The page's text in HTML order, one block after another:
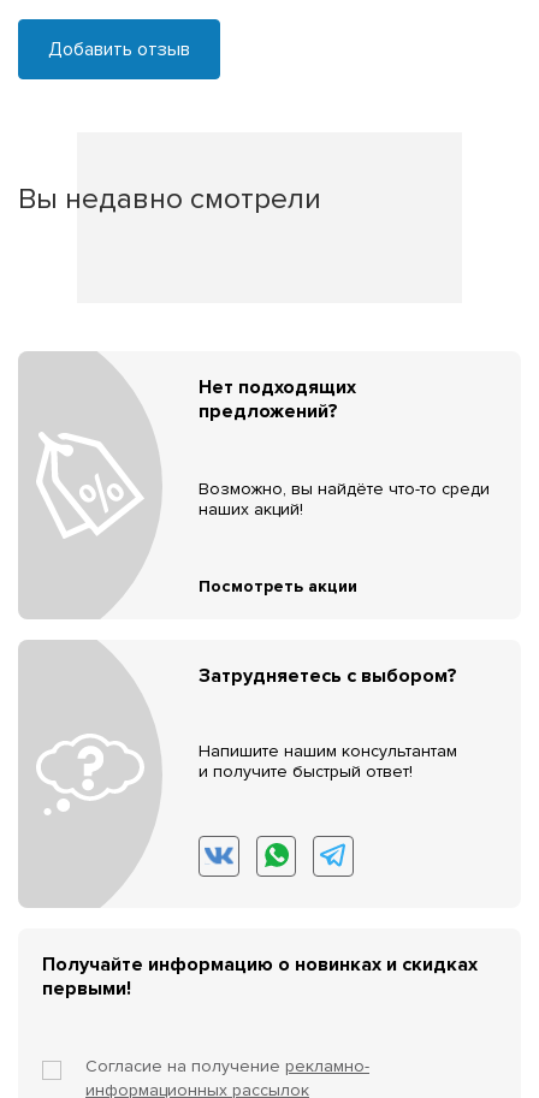
Добавить отзыв
Вы недавно смотрели
Нет подходящих
предложений?
Возможно, вы найдёте что-то среди
наших акций!
Посмотреть акции
Затрудняетесь с выбором?
Напишите нашим консультантам
и получите быстрый ответ!
Получайте информацию о новинках и скидках
первыми!
Согласие на получение рекламно-
информационных рассылок